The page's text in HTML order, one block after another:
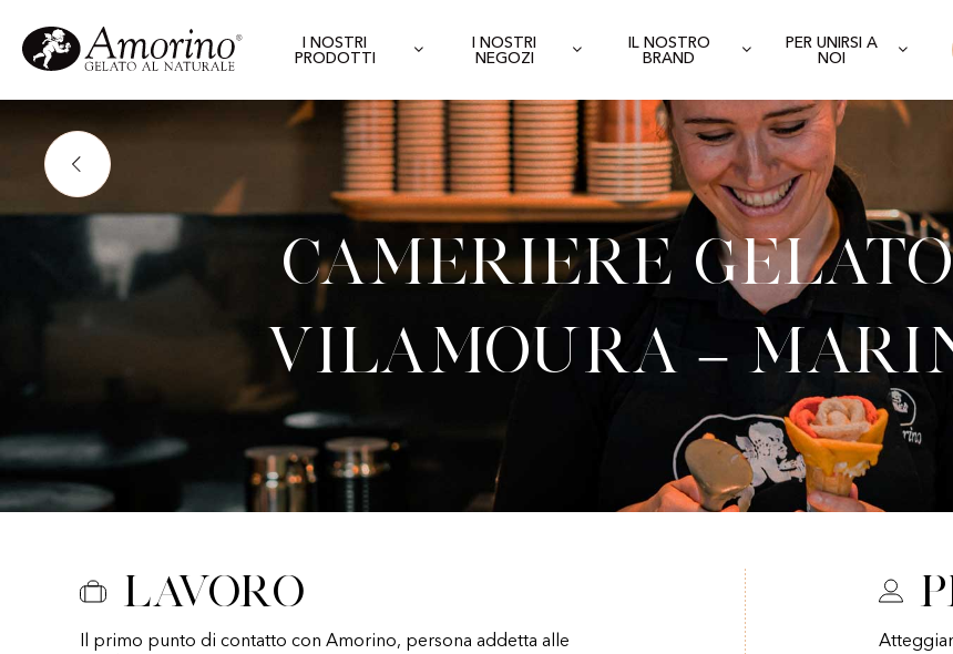
I NOSTRI
PRODOTTI
I NOSTRI
NEGOZI
IL NOSTRO
BRAND
PER UNIRSI A
NOI
Cameriere
Vilamoura –
Lavoro
Il primo punto di contatto con Amorino, persona addetta alle